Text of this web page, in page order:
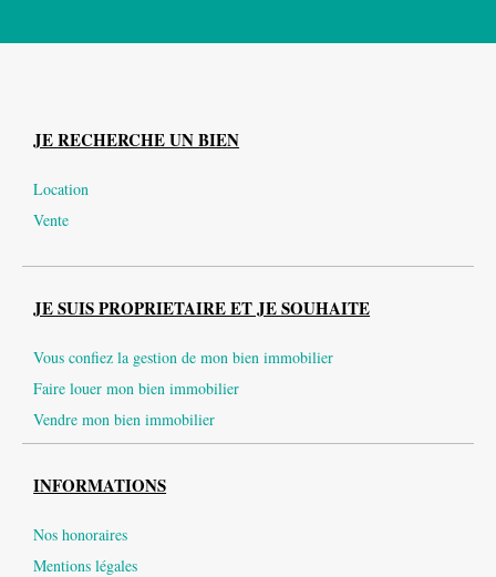
JE RECHERCHE UN BIEN
Location
Vente
JE SUIS PROPRIETAIRE ET JE SOUHAITE
Vous confiez la gestion de mon bien immobilier
Faire louer mon bien immobilier
Vendre mon bien immobilier
INFORMATIONS
Nos honoraires
Mentions légales